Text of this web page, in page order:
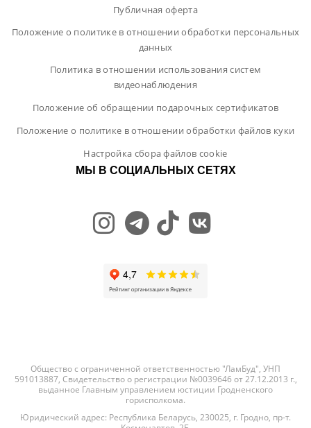
Публичная оферта
Положение о политике в отношении обработки персональных
данных
Политика в отношении использования систем
видеонаблюдения
Положение об обращении подарочных сертификатов
Положение о политике в отношении обработки файлов куки
Настройка сбора файлов cookie
МЫ В СОЦИАЛЬНЫХ СЕТЯХ
Общество с ограниченной ответственностью "ЛамБуд", УНП
591013887, Свидетельство о регистрации №0039646 от 27.12.2013 г.,
выданное Главным управлением юстиции Гродненского
горисполкома.
Юридический адрес: Республика Беларусь, 230025, г. Гродно, пр-т.